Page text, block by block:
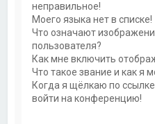
неправильное!
Моего языка нет в списке!
Что означают
пользователя?
Как мне включить
Что такое звание и как я
Когда я щёлкаю по
войти на конференцию!